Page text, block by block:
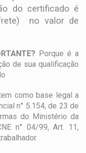
do certificado é
no valor de
Porque é a
de sua qualificação
como base legal a
n° 5.154, de 23 de
do Ministério da
n° 04/99, Art. 11,